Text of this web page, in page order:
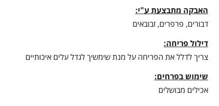
האבקה מתבצעת ע"י:
דבורים, פרפרים, זבובאים
דילול פריחה:
צריך לדלל את הפריחה על מנת שימשיך לגדל עלים איכותיים
שימוש בפרחים:
אכילים מבושלים